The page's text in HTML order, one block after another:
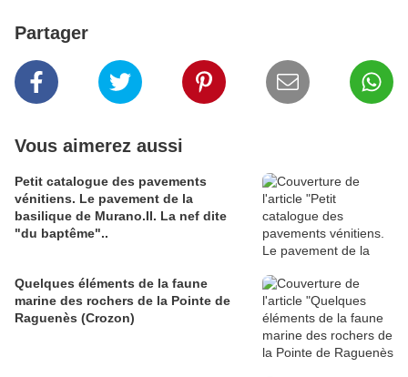
Partager
Vous aimerez aussi
Petit catalogue des pavements
vénitiens. Le pavement de la
basilique de Murano.II. La nef dite
"du baptême"..
Quelques éléments de la faune
marine des rochers de la Pointe de
Raguenès (Crozon)